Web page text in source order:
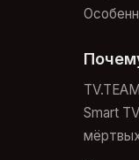
Smart